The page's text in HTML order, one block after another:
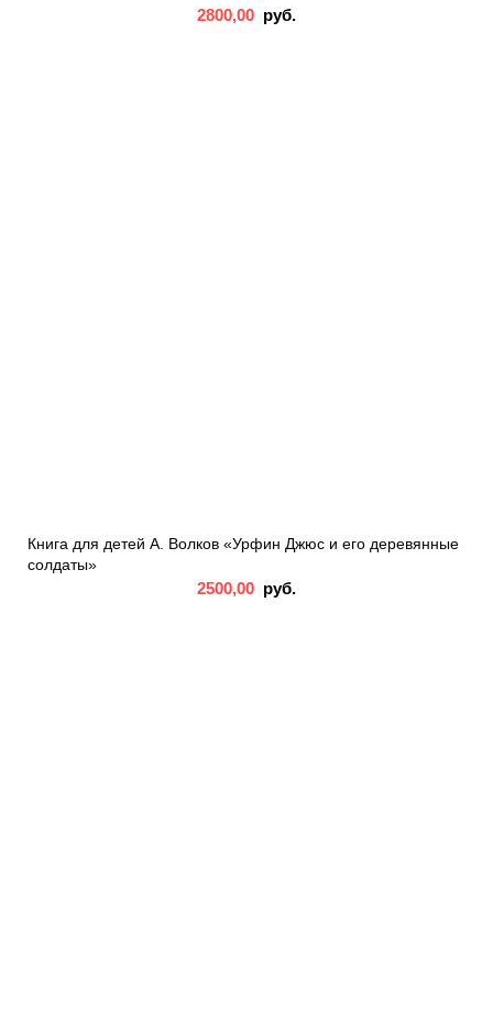
2800,00 руб.
Книга для детей А. Волков «Урфин Джюс и его деревянные
солдаты»
2500,00 руб.